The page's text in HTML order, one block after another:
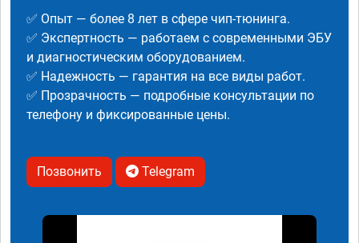
✅ Опыт — более 8 лет в сфере чип-тюнинга.
✅ Экспертность — работаем с современными ЭБУ
и диагностическим оборудованием.
✅ Надежность — гарантия на все виды работ.
✅ Прозрачность — подробные консультации по
телефону и фиксированные цены.
Позвонить Telegram